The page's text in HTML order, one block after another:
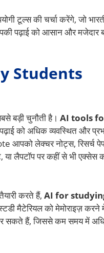
टूल्स की चर्चा करेंगे, जो
पढ़ाई को आसान और मजेदार
Students
बड़ी चुनौती है। AI tools
को अधिक व्यवस्थित और
आपको लेक्चर नोट्स, रिसर्च
लैपटॉप पर कहीं से भी एक्सेस
करते हैं, AI for
मैटेरियल को मेमोराइज़ करने
सकते हैं, जिससे कम समय में